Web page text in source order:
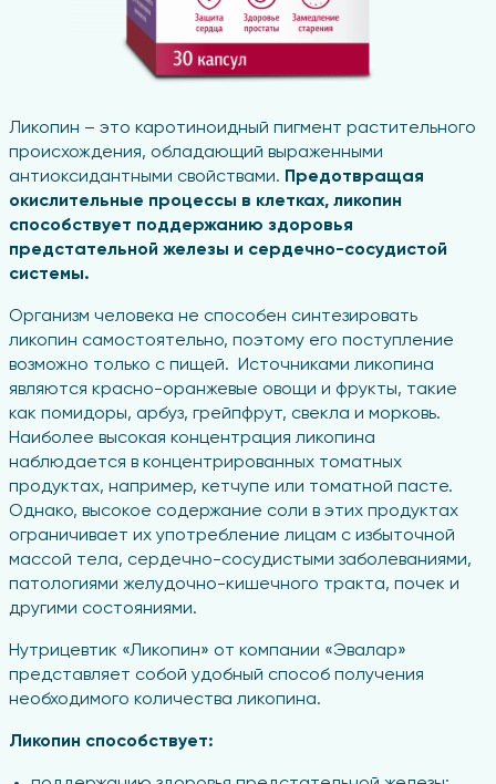
Ликопин – это каротиноидный пигмент растительного
происхождения, обладающий выраженными
антиоксидантными свойствами. Предотвращая
окислительные процессы в клетках, ликопин
способствует поддержанию здоровья
предстательной железы и сердечно-сосудистой
системы.
Организм человека не способен синтезировать
ликопин самостоятельно, поэтому его поступление
возможно только с пищей. Источниками ликопина
являются красно-оранжевые овощи и фрукты, такие
как помидоры, арбуз, грейпфрут, свекла и морковь.
Наиболее высокая концентрация ликопина
наблюдается в концентрированных томатных
продуктах, например, кетчупе или томатной пасте.
Однако, высокое содержание соли в этих продуктах
ограничивает их употребление лицам с избыточной
массой тела, сердечно-сосудистыми заболеваниями,
патологиями желудочно-кишечного тракта, почек и
другими состояниями.
Нутрицевтик «Ликопин» от компании «Эвалар»
представляет собой удобный способ получения
необходимого количества ликопина.
Ликопин способствует: